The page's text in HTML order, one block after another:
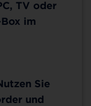
TV oder
im
Sie
und